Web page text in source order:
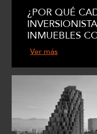
¿POR QUÉ
INMUEBLES
Ver más